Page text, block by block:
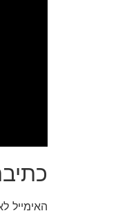
האימייל